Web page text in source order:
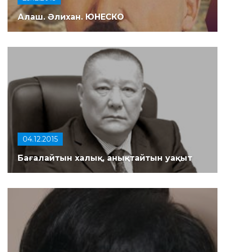
Алаш. Әлихан. ЮНЕСКО
04.12.2015
Бағалайтын халық, анықтайтын уақыт